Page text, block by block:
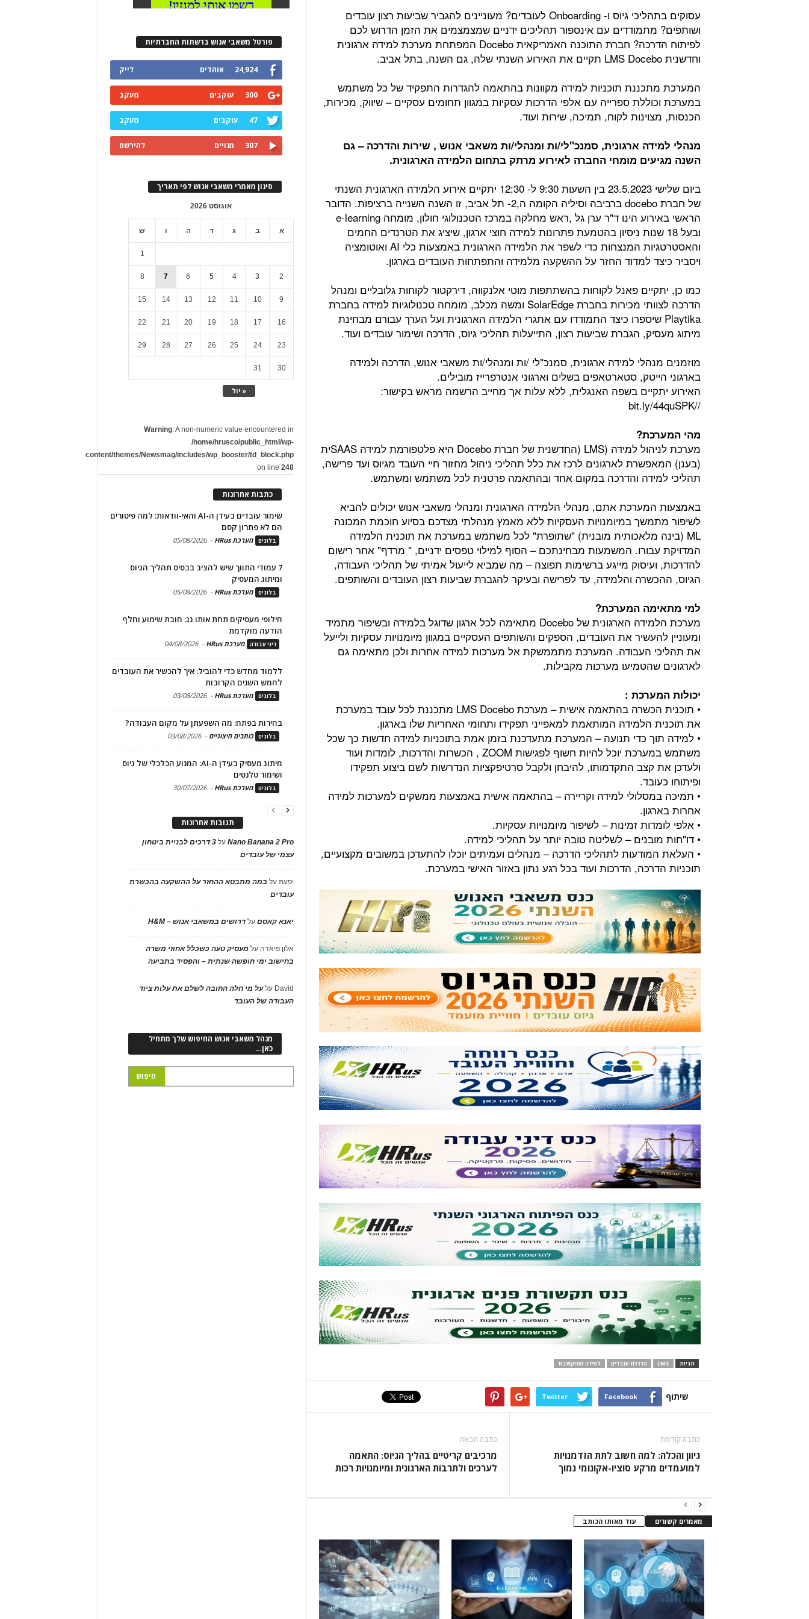
עסוקים בתהליכי גיוס ו- Onboarding לעובדים? מעוניינים להגביר שביעות רצון עובדים
ושותפים? מתמודדים עם אינספור תהליכים ידניים שמצמצמים את הזמן הדרוש לכם
לפיתוח הדרכה? חברת התוכנה האמריקאית Docebo המפתחת מערכת למידה ארגונית
וחדשנית LMS Docebo תקיים את האירוע השנתי שלה, גם השנה, בתל אביב.
המערכת מתכננת תוכניות למידה מקוונות בהתאמה להגדרות התפקיד של כל משתמש
במערכת וכוללת ספרייה עם אלפי הדרכות עסקיות במגוון תחומים עסקיים – שיווק, מכירות,
הכנסות, מצוינות לקוח, תמיכה, שירות ועוד.
מנהלי למידה ארגונית, סמנכ"לי/ות ומנהלי/ות משאבי אנוש , שירות והדרכה – גם
השנה מגיעים מומחי החברה לאירוע מרתק בתחום הלמידה הארגונית.
ביום שלישי 23.5.2023 בין השעות 9:30 ל- 12:30 יתקיים אירוע הלמידה הארגונית השנתי
של חברת docebo ברביבה וסיליה הקומה ה,2- תל אביב, זו השנה השנייה ברציפות. הדובר
הראשי באירוע הינו ד"ר ערן גל ,ראש מחלקה במרכז הטכנולוגי חולון, מומחה e-learning
ובעל 18 שנות ניסיון בהטמעת פתרונות למידה חוצי ארגון, שיציג את הטרנדים החמים
והאסטרטגיות המנצחות כדי לשפר את הלמידה הארגונית באמצעות כלי AI ואוטומציה
ויסביר כיצד למדוד החזר על ההשקעה מלמידה והתפתחות העובדים בארגון.
כמו כן, יתקיים פאנל לקוחות בהשתתפות מוטי אלנקווה, דירקטור לקוחות גלובליים ומנהל
הדרכה לצוותי מכירות בחברת SolarEdge ומשה מכלב, מומחה טכנולוגיות למידה בחברת
Playtika שיספרו כיצד התמודדו עם אתגרי הלמידה הארגונית ועל הערך עבורם מבחינת
מיתוג מעסיק, הגברת שביעות רצון, התייעלות תהליכי גיוס, הדרכה ושימור עובדים ועוד.
מוזמנים מנהלי למידה ארגונית, סמנכ"לי /ות ומנהלי/ות משאבי אנוש, הדרכה ולמידה
בארגוני הייטק, סטארטאפים בשלים וארגוני אנטרפרייז מובילים.
האירוע יתקיים בשפה האנגלית, ללא עלות אך מחייב הרשמה מראש בקישור:
//bit.ly/44quSPK
מהי המערכת?
מערכת לניהול למידה (LMS (החדשנית של חברת Docebo היא פלטפורמת למידה SAASית
(בענן) המאפשרת לארגונים לרכז את כלל תהליכי ניהול מחזור חיי העובד מגיוס ועד פרישה,
תהליכי למידה והדרכה במקום אחד ובהתאמה פרטנית לכל משתמש ומשתמש.
באמצעות המערכת אתם, מנהלי הלמידה הארגונית ומנהלי משאבי אנוש יכולים להביא
לשיפור מתמשך במיומנויות העסקיות ללא מאמץ מנהלתי מצדכם בסיוע חוכמת המכונה
ML (בינה מלאכותית מובנית) "שתופרת" לכל משתמש במערכת את תוכנית הלמידה
המדויקת עבורו. המשמעות מבחינתכם – הסוף למילוי טפסים ידניים, " מרדף" אחר רישום
להדרכות, ועיסוק מייגע ברשימות תפוצה – מה שמביא לייעול אמיתי של תהליכי העבודה,
הגיוס, ההכשרה והלמידה, עד לפרישה ובעיקר להגברת שביעות רצון העובדים והשותפים.
למי מתאימה המערכת?
מערכת הלמידה הארגונית של Docebo מתאימה לכל ארגון שדוגל בלמידה ובשיפור מתמיד
ומעוניין להעשיר את העובדים, הספקים והשותפים העסקיים במגוון מיומנויות עסקיות ולייעל
את תהליכי העבודה. המערכת מתממשקת אל מערכות למידה אחרות ולכן מתאימה גם
לארגונים שהטמיעו מערכות מקבילות.
יכולות המערכת :
• תוכנית הכשרה בהתאמה אישית – מערכת LMS Docebo מתכננת לכל עובד במערכת
את תוכנית הלמידה המותאמת למאפייני תפקידו ותחומי האחריות שלו בארגון.
• למידה תוך כדי תנועה – המערכת מתעדכנת בזמן אמת בתוכניות למידה חדשות כך שכל
משתמש במערכת יוכל להיות חשוף לפגישות ZOOM , הכשרות והדרכות, לומדות ועוד
ולעדכן את קצב התקדמותו, להיבחן ולקבל סרטיפקציות הנדרשות לשם ביצוע תפקידו
ופיתוחו כעובד.
• תמיכה במסלולי למידה וקריירה – בהתאמה אישית באמצעות ממשקים למערכות למידה
אחרות בארגון.
• אלפי לומדות זמינות – לשיפור מיומנויות עסקיות.
• דו"חות מובנים – לשליטה טובה יותר על תהליכי למידה.
• העלאת המודעות לתהליכי הדרכה – מנהלים ועמיתים יוכלו להתעדכן במשובים מקצועיים,
תוכניות הדרכה, הדרכות ועוד בכל רגע נתון באזור האישי במערכת.
תגיות LMS הדרכת עובדים למידה מתוקשבת
שיתוף Facebook
Twitter
כתבה קודמת
גיוון והכלה: למה חשוב לתת הזדמנויות
למועמדים מרקע סוציו-אקונומי נמוך
כתבה הבאה
מרכיבים קריטיים בהליך הגיוס: התאמה
לערכים ולתרבות הארגונית ומיומנויות רכות
מאמרים קשורים עוד מאותו הכותב
פורטל משאבי אנוש ברשתות החברתיות
24,924 אוהדים לייק
300 עוקבים מעקב
47 עוקבים מעקב
307 מנויים להירשם
סינון מאמרי משאבי אנוש לפי תאריך
אוגוסט 2026
א ב ג ד ה ו ש
« יול
1
2
3
4
5
6
7
8
9
10
11
12
13
14
15
16
17
18
19
20
21
22
23
24
25
26
27
28
29
30
31
Warning: A non-numeric value encountered in
/home/hrusco/public_html/wp-
content/themes/Newsmag/includes/wp_booster/td_block.php
on line248
כתבות אחרונות
שימור עובדים בעידן ה-AI והאי-וודאות: למה פיטורים
הם לא פתרון קסם
בלוגים מערכת HRus -
05/08/2026
7 עמודי התווך שיש להציב בבסיס תהליך הגיוס
ומיתוג המעסיק
בלוגים מערכת HRus -
05/08/2026
חילופי מעסיקים תחת אותו גג: חובת שימוע וחלף
הודעה מוקדמת
דיני עבודה מערכת HRus -
04/08/2026
ללמוד מחדש כדי להוביל: איך להכשיר את העובדים
לחמש השנים הקרובות
בלוגים מערכת HRus -
03/08/2026
בחירות בפתח: מה השפעתן על מקום העבודה?
בלוגים כותבים חיצוניים -
03/08/2026
מיתוג מעסיק בעידן ה-AI: המנוע הכלכלי של גיוס
ושימור טלנטים
בלוגים מערכת HRus -
30/07/2026
תגובות אחרונות
Nano Banana 2 Proעל
3 דרכים לבניית ביטחון
עצמי של עובדים
יפעתעל במה מתבטא ההחזר על ההשקעה בהכשרת
עובדים
יאנא קאסםעלדרושים במשאבי אנוש – H&M
אלון פיאדה על מעסיק טעה כשכלל אחוזי משרה
בחישוב ימי חופשה שנתית – והפסיד בתביעה
David עלעל מי חלה החובה לשלם את עלות ציוד
העבודה של העובד
מנהל משאבי אנוש החיפוש שלך מתחיל
כאן…